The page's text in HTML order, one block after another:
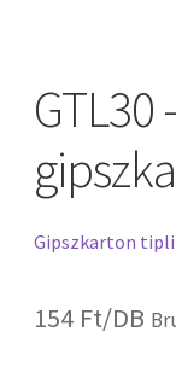
Gipszkarton tipli
154 Ft/DB